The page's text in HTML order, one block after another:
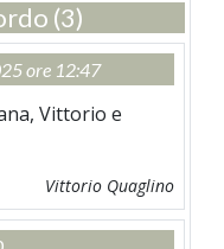
(3)
ore 12:47
Vittorio e
Vittorio Quaglino